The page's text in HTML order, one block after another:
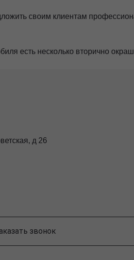
своим клиентам
есть несколько вторично
д 26
звонок